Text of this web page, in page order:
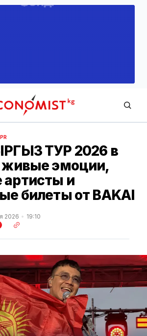
PR
ТУР 2026 в
живые эмоции,
и
билеты от BAKAI
2026 19:10